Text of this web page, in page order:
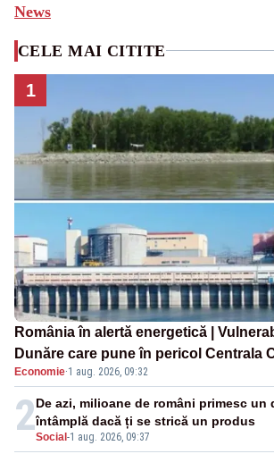
News
CELE MAI CITITE
1
România în alertă energetică |
Dunăre care pune în pericol Centrala
cunoscută de pe vremea lui Ceaușescu
Economie·1 aug. 2026, 09:32
2Social -1 aug. 2026, 09:37
De azi, milioane de români primesc un
întâmplă dacă ți se strică un produs